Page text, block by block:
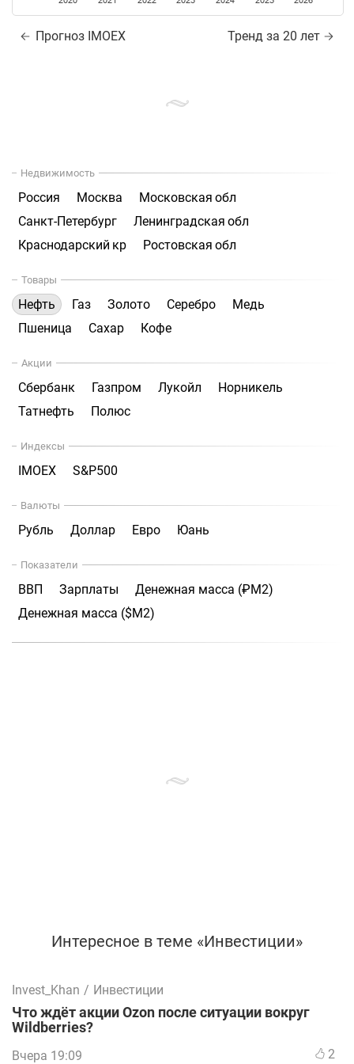
Прогноз IMOEX Тренд за 20 лет
Недвижимость
Россия Москва
Московская обл
Санкт-Петербург
Ленинградская обл
Краснодарский кр
Ростовская обл
Товары
Нефть Газ Золото Серебро
Медь
Пшеница
Сахар Кофе
Акции
Сбербанк Газпром Лукойл
Норникель
Татнефть
Полюс
Индексы
IMOEX S&P500
Валюты
Рубль Доллар Евро Юань
Показатели
ВВП Зарплаты
Денежная масса (₽М2)
Денежная масса ($М2)
Интересное в теме «Инвестиции»
Invest_Khan / Инвестиции
Что ждёт акции Ozon после ситуации вокруг
Wildberries?
Вчера 19:09 2